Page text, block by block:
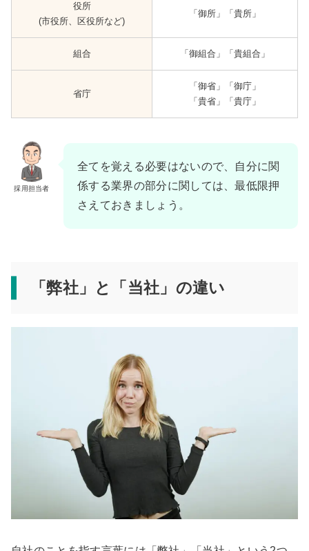
役所
(市役所、区役所など)
「御所」「貴所」
組合 「御組合」「貴組合」
省庁
「御省」「御庁」
「貴省」「貴庁」
採用担当者
全てを覚える必要はないので、自分に関
係する業界の部分に関しては、最低限押
さえておきましょう。
「弊社」と「当社」の違い